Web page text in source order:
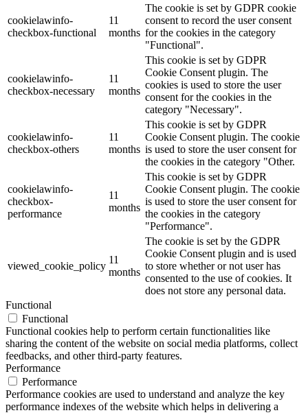
cookielawinfo-
checkbox-functional
11
months
The cookie is set by GDPR cookie
consent to record the user consent
for the cookies in the category
"Functional".
cookielawinfo-
checkbox-necessary
11
months
This cookie is set by GDPR
Cookie Consent plugin. The
cookies is used to store the user
consent for the cookies in the
category "Necessary".
cookielawinfo-
checkbox-others
11
months
This cookie is set by GDPR
Cookie Consent plugin. The cookie
is used to store the user consent for
the cookies in the category "Other.
cookielawinfo-
checkbox-
performance
11
months
This cookie is set by GDPR
Cookie Consent plugin. The cookie
is used to store the user consent for
the cookies in the category
"Performance".
viewed_cookie_policy
11
months
The cookie is set by the GDPR
Cookie Consent plugin and is used
to store whether or not user has
consented to the use of cookies. It
does not store any personal data.
Functional
Functional
Functional cookies help to perform certain functionalities like
sharing the content of the website on social media platforms, collect
feedbacks, and other third-party features.
Performance
Performance
Performance cookies are used to understand and analyze the key
performance indexes of the website which helps in delivering a